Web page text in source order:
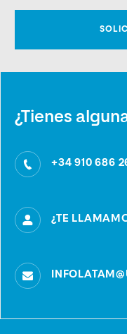
Remitir los documentos
¿Tienes
+34 910 686
¿TE